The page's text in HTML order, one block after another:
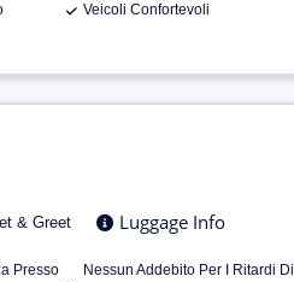
Veicoli Confortevoli
& Greet Luggage Info
Presso
Nessun Addebito Per I Ritardi Di